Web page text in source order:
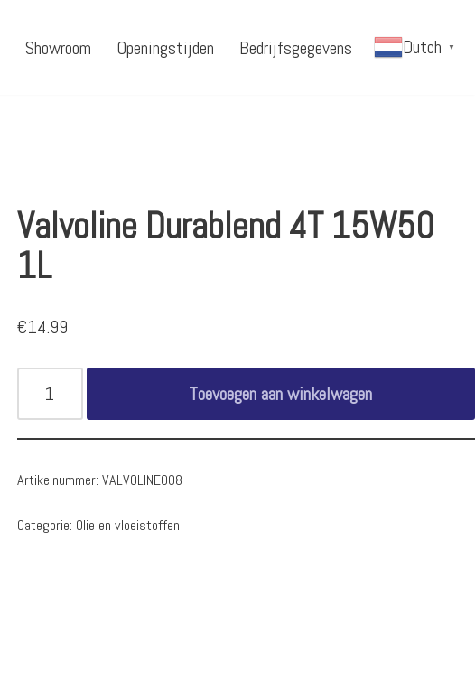
Showroom Openingstijden Bedrijfsgegevens Dutch ▼
Valvoline Durablend 4T 15W50
1L
€14.99
Toevoegen aan winkelwagen
Artikelnummer:VALVOLINE008
Categorie: Olie en vloeistoffen